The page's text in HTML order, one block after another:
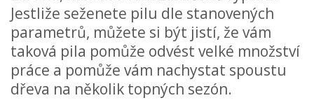
Jestliže seženete pilu dle stanovených
parametrů, můžete si být jistí, že vám
taková pila pomůže odvést velké množství
práce a pomůže vám nachystat spoustu
dřeva na několik topných sezón.